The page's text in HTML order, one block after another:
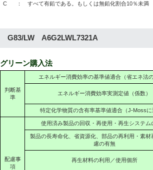
C
： すべて有鉛である。もしくは無鉛化割合10％未満
G83/LW A6G2LWL7321A
グリーン購入法
判断基
準
エネルギー消費効率の基準値適合（省エネ法の
エネルギー消費効率実測定値（係数）
特定化学物質の含有率基準値適合（J-Mossに
配慮事
項
使用済み製品の回収・再使用・再生システム
製品の長寿命化、省資源化、部品の再利用・素材
慮の有無
再生材料の利用／使用個所